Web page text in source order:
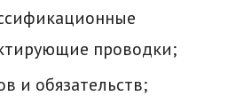
проводки;
и обязательств;